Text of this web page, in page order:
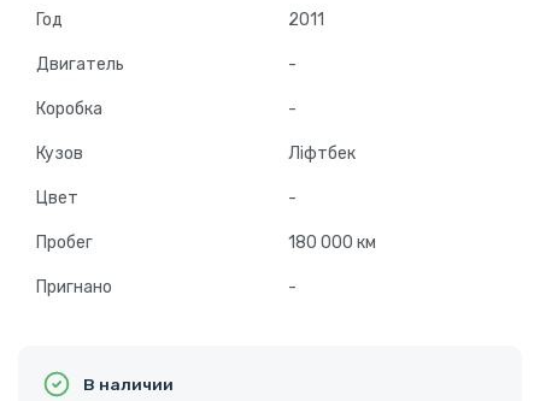
Год 2011
Двигатель -
Коробка -
Кузов Ліфтбек
Цвет -
Пробег 180 000 км
Пригнано -
В наличии